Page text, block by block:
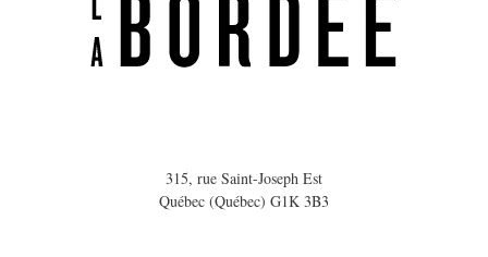
315, rue Saint-Joseph Est
Québec (Québec) G1K 3B3